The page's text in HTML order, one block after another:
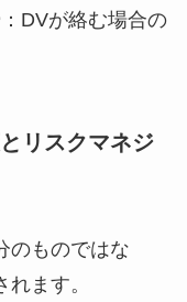
：DVが絡む場合の
リスクマネジ
のものではな
ます。